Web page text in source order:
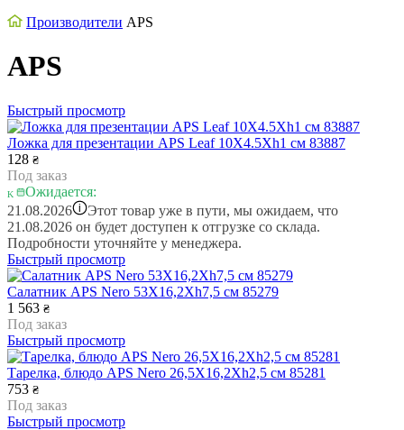
Производители APS
APS
Быстрый просмотр
Ложка для презентации APS Leaf 10X4.5Xh1 см 83887
128 ₴
Под заказ
Ожидается:
21.08.2026 i
Этот товар уже в пути, мы ожидаем, что
21.08.2026 он будет доступен к отгрузке со склада.
Подробности уточняйте у менеджера.
Быстрый просмотр
Салатник APS Nero 53Х16,2Хh7,5 см 85279
1 563 ₴
Под заказ
Быстрый просмотр
Тарелка, блюдо APS Nero 26,5Х16,2Хh2,5 см 85281
753 ₴
Под заказ
Быстрый просмотр